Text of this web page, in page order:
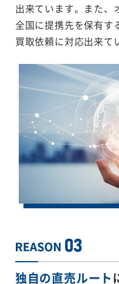
出来ています。また、
全国に提携先を保有す
買取依頼に対応出来て
独自の直売ルート